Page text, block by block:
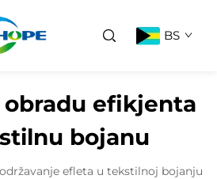
BS
obradu efikjenta
bojanu
efleta u tekstilnoj bojanju